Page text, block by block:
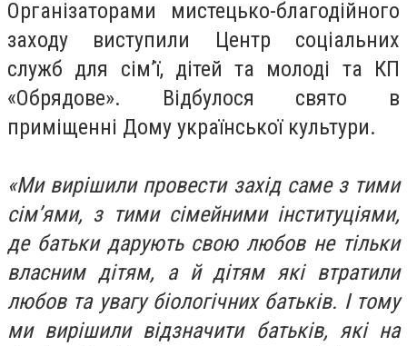
Організаторами мистецько-благодійного
заходу виступили Центр соціальних
служб для сім’ї, дітей та молоді та КП
«Обрядове». Відбулося свято в
приміщенні Дому української культури.
«Ми вирішили провести захід саме з тими
сім’ями, з тими сімейними інституціями,
де батьки дарують свою любов не тільки
власним дітям, а й дітям які втратили
любов та увагу біологічних батьків. І тому
ми вирішили відзначити батьків, які на